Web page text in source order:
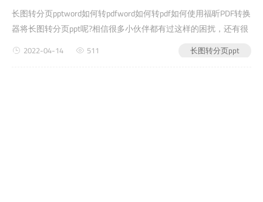
长图转分页pptword如何转pdfword如何转pdf如何使用福昕PDF转换
器将长图转分页ppt呢?相信很多小伙伴都有过这样的困扰，还有很
之类的时候，会遇到长图转分页ppt的问题，没有关系，今天小编
长图转分页ppt
2022-04-14 511